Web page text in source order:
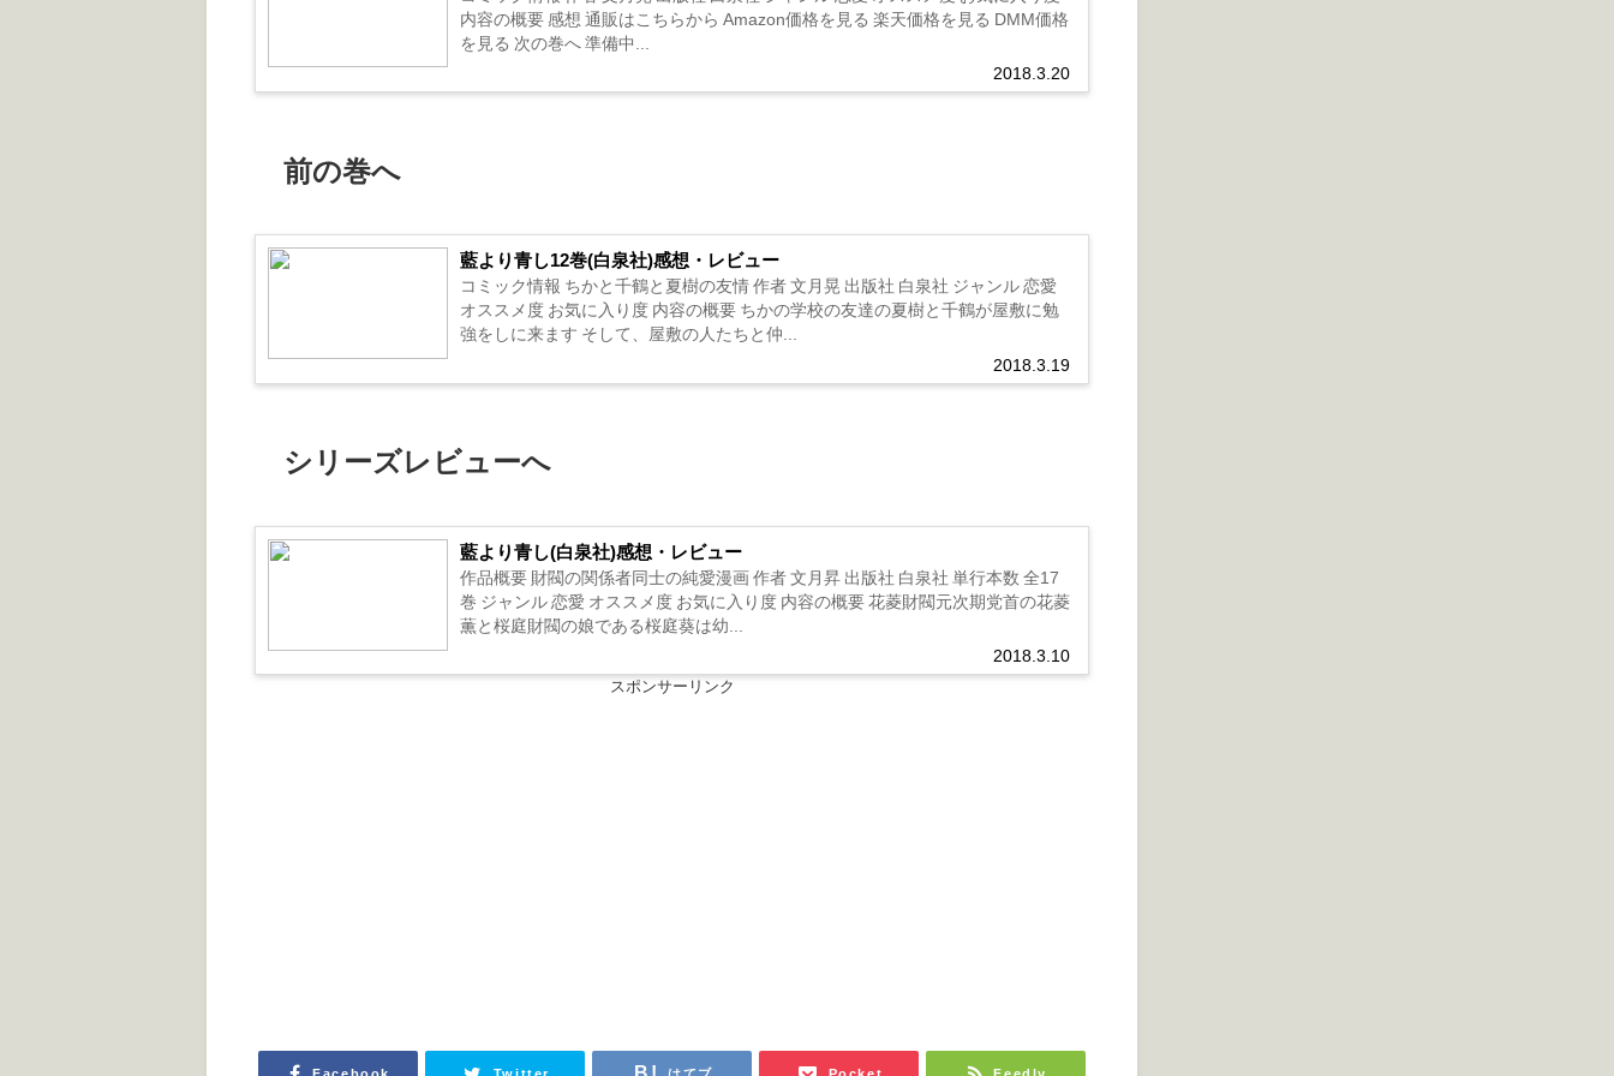
2018.3.20
内容の概要 感想 通販はこちらから Amazon価格を見る 楽天価格を見る DMM価格
を見る 次の巻へ 準備中...
前の巻へ
藍より青し12巻(白泉社)感想・レビュー
2018.3.19
コミック情報 ちかと千鶴と夏樹の友情 作者 文月晃 出版社 白泉社 ジャンル 恋愛
オススメ度 お気に入り度 内容の概要 ちかの学校の友達の夏樹と千鶴が屋敷に勉
強をしに来ます そして、屋敷の人たちと仲...
シリーズレビューへ
藍より青し(白泉社)感想・レビュー
2018.3.10
作品概要 財閥の関係者同士の純愛漫画 作者 文月昇 出版社 白泉社 単行本数 全17
巻 ジャンル 恋愛 オススメ度 お気に入り度 内容の概要 花菱財閥元次期党首の花菱
薫と桜庭財閥の娘である桜庭葵は幼...
スポンサーリンク